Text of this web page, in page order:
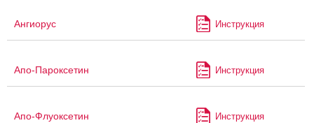
Ангиорус Инструкция
Апо-Пароксетин Инструкция
Апо-Флуоксетин Инструкция